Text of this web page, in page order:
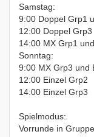
Samstag:
9:00 Doppel Grp1
12:00 Doppel Grp3
14:00 MX Grp1
Sonntag:
9:00 MX Grp3 und
12:00 Einzel Grp2
14:00 Einzel Grp3
Spielmodus:
Vorrunde in